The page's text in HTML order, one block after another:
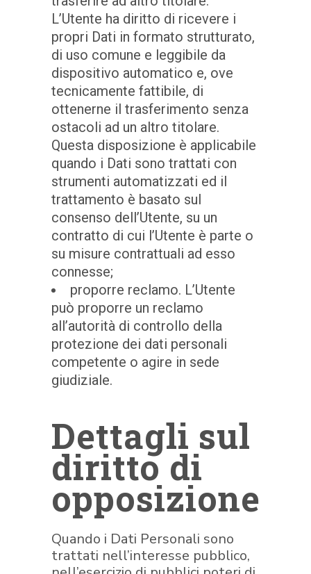
L’Utente ha diritto di ricevere i
propri Dati in formato strutturato,
di uso comune e leggibile da
dispositivo automatico e, ove
tecnicamente fattibile, di
ottenerne il trasferimento senza
ostacoli ad un altro titolare.
Questa disposizione è applicabile
quando i Dati sono trattati con
strumenti automatizzati ed il
trattamento è basato sul
consenso dell’Utente, su un
contratto di cui l’Utente è parte o
su misure contrattuali ad esso
connesse;
proporre reclamo. L’Utente
può proporre un reclamo
all’autorità di controllo della
protezione dei dati personali
competente o agire in sede
giudiziale.
Dettagli sul
diritto di
opposizione
Quando i Dati Personali sono
trattati nell’interesse pubblico,